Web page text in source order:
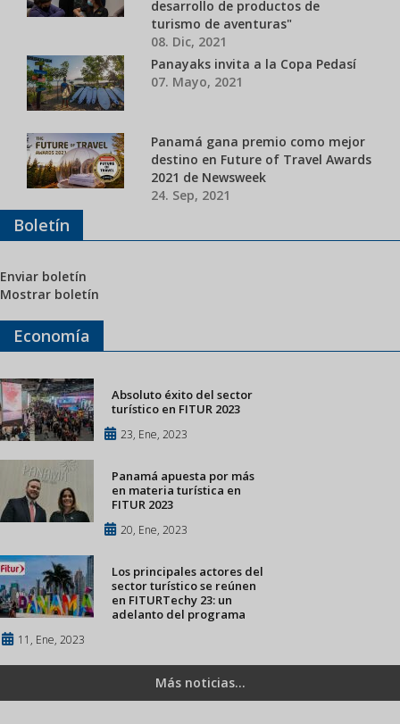
desarrollo de productos de
turismo de aventuras"
08. Dic, 2021
Panayaks invita a la Copa Pedasí
07. Mayo, 2021
Panamá gana premio como mejor
destino en Future of Travel Awards
2021 de Newsweek
24. Sep, 2021
Boletín
Enviar boletín
Mostrar boletín
Economía
Absoluto éxito del sector
turístico en FITUR 2023
23, Ene, 2023
Panamá apuesta por más
en materia turística en
FITUR 2023
20, Ene, 2023
Los principales actores del
sector turístico se reúnen
en FITURTechy 23: un
adelanto del programa
11, Ene, 2023
Más noticias...